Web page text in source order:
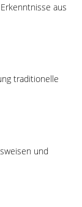
aus
traditionelle
und